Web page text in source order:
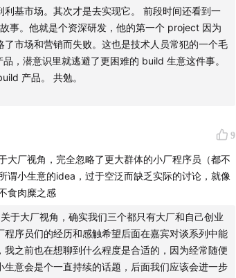
言的一种，是在GW-BASIC等语言上衍生出
电子词典上，去掉了Basic一些功能如Call、
行号。
碧公司开发的动作冒险游戏系列，第一代作品
以历史为背景，玩家可以扮演一名刺客，通过
字叙事和人物描写为主要内容的电子游戏类
行高难度的操作，而是通过玩家的选择来影响
戏在日本等地区非常流行，许多优秀的AVG游
重要技术，指的是在不改变代码功能的前提
码质量等手段，使代码更易于理解、维护和扩
可维护性，从而为后续的开发工作打下更加健
利基市场。其次才是去实现它。 前段时间还看到一
事。他就是个资深研发，他的第一个 project 因为
了市场和营销而失败。这也是技术人员常犯的一个毛
，潜意识里就逃避了更困难的 build 生意这件事。
产品。 共勉。
9
大厂视角，完全忽略了更大群体的小厂程序员（都不
谓小生意的idea，过于空泛而缺乏实际的讨论，就像
食肉糜之感
于大厂视角，确实我们三个都只有大厂和自己创业
程序员们的经历和感触希望后面在嘉宾对谈系列中能
之前也在想聊到什么程度是合适的，因为经常随便
生意会是个一直持续的话题，后面我们应该会进一步